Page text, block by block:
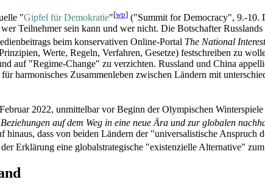
"Gipfel für Demokratie"[wp] ("Summit for Democracy", 9.-10.
Teilnehmer sein kann und wer nicht. Die Botschafter
beim konservativen Online-Portal The National Interest
Werte, Regeln, Verfahren, Gesetze) festschreiben zu
auf "Regime-Change" zu verzichten. Russland und China
harmonisches Zusammenleben zwischen Ländern mit
2022, unmittelbar vor Beginn der Olympischen
auf dem Weg in eine neue Ära und zur globalen
dass von beiden Ländern der "universalistische Anspruch
Erklärung eine global­strategische "existenzielle Alternative"